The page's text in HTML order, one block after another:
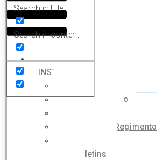
Search in title
Search in content
HOME
INSTITUCIONAL
Coordenação
Estatuto e Regimento
Boletins